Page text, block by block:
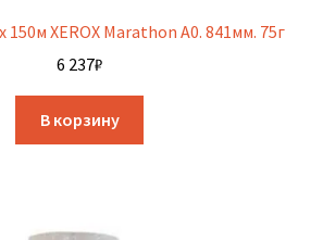
150м XEROX Marathon A0. 841мм. 75г
6 237₽
В корзину